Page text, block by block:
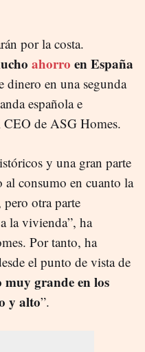
por la costa.
ahorro en España
dinero en una segunda
española e
CEO de ASG Homes.
y una gran parte
al consumo en cuanto la
pero otra parte
la vivienda”, ha
Por tanto, ha
el punto de vista de
grande en los
y alto”.